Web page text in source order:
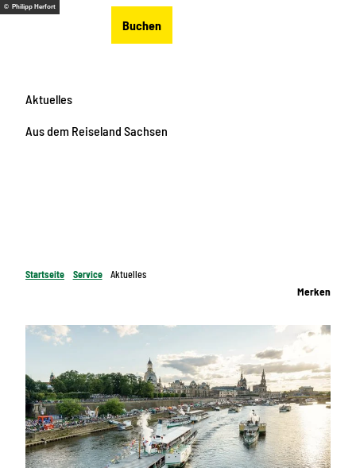
Z
Buchen
© Philipp Herfort
Aktuelles
Aus dem Reiseland Sachsen
Startseite Service Aktuelles
Merken